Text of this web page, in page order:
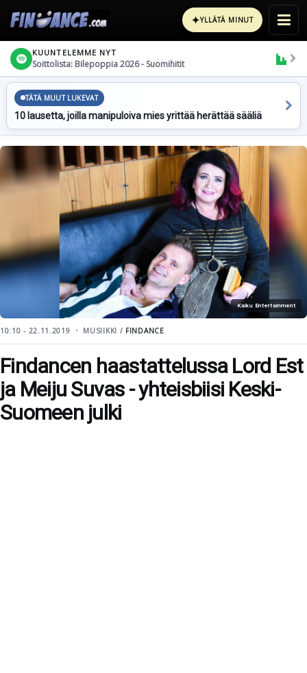
✦YLLÄTÄ MINUT
KUUNTELEMME NYT
Soittolista: Bilepoppia 2026 - Suomihitit
TÄTÄ MUUT LUKEVAT
10 lausetta, joilla manipuloiva mies yrittää herättää sääliä
Kaiku Entertainment
10:10 - 22.11.2019 MUSIIKKI / FINDANCE
Findancen haastattelussa Lord Est
ja Meiju Suvas - yhteisbiisi Keski-
Suomeen julki